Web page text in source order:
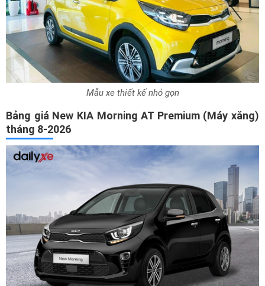
Mẫu xe thiết kế nhỏ gọn
Bảng giá New KIA Morning AT Premium (Máy xăng)
tháng 8-2026